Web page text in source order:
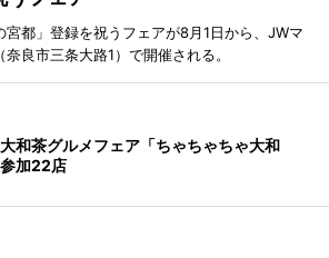
都」登録を祝うフェアが8月1日から、JWマ
良市三条大路1）で開催される。
和茶グルメフェア「ちゃちゃちゃ大和
加22店